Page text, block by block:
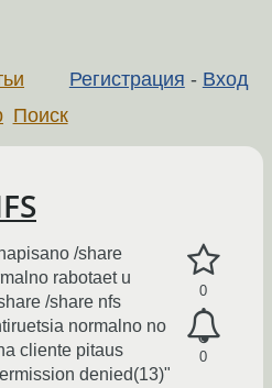
Регистрация - Вход
Поиск
0
0
/share
rabotaet u
/share nfs
normalno no
cliente pitaus
denied(13)"